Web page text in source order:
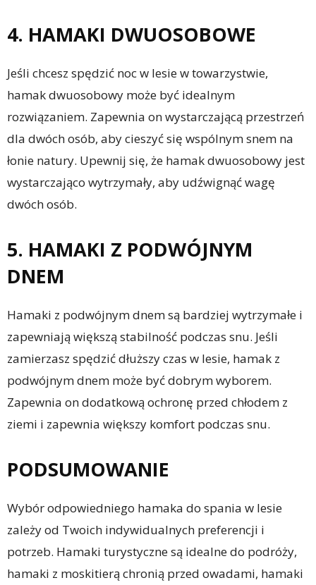
4. HAMAKI DWUOSOBOWE
Jeśli chcesz spędzić noc w lesie w towarzystwie,
hamak dwuosobowy może być idealnym
rozwiązaniem. Zapewnia on wystarczającą przestrzeń
dla dwóch osób, aby cieszyć się wspólnym snem na
łonie natury. Upewnij się, że hamak dwuosobowy jest
wystarczająco wytrzymały, aby udźwignąć wagę
dwóch osób.
5. HAMAKI Z PODWÓJNYM
DNEM
Hamaki z podwójnym dnem są bardziej wytrzymałe i
zapewniają większą stabilność podczas snu. Jeśli
zamierzasz spędzić dłuższy czas w lesie, hamak z
podwójnym dnem może być dobrym wyborem.
Zapewnia on dodatkową ochronę przed chłodem z
ziemi i zapewnia większy komfort podczas snu.
PODSUMOWANIE
Wybór odpowiedniego hamaka do spania w lesie
zależy od Twoich indywidualnych preferencji i
potrzeb. Hamaki turystyczne są idealne do podróży,
hamaki z moskitierą chronią przed owadami, hamaki